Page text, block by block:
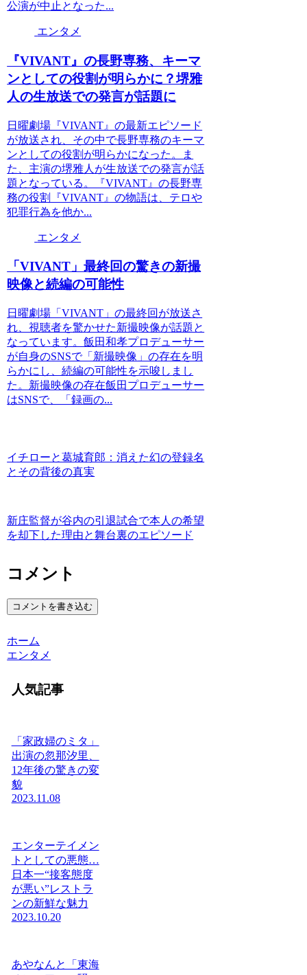
公演が中止となった...
エンタメ
『VIVANT』の長野専務、キーマ
ンとしての役割が明らかに？堺雅
人の生放送での発言が話題に
日曜劇場『VIVANT』の最新エピソード
が放送され、その中で長野専務のキーマ
ンとしての役割が明らかになった。ま
た、主演の堺雅人が生放送での発言が話
題となっている。『VIVANT』の長野専
務の役割『VIVANT』の物語は、テロや
犯罪行為を他か...
エンタメ
「VIVANT」最終回の驚きの新撮
映像と続編の可能性
日曜劇場「VIVANT」の最終回が放送さ
れ、視聴者を驚かせた新撮映像が話題と
なっています。飯田和孝プロデューサー
が自身のSNSで「新撮映像」の存在を明
らかにし、続編の可能性を示唆しまし
た。新撮映像の存在飯田プロデューサー
はSNSで、「録画の...
イチローと葛城育郎：消えた幻の登録名
とその背後の真実
新庄監督が谷内の引退試合で本人の希望
を却下した理由と舞台裏のエピソード
コメント
コメントを書き込む
ホーム
エンタメ
人気記事
「家政婦のミタ」
出演の忽那汐里、
12年後の驚きの変
貌
2023.11.08
エンターテイメン
トとしての悪態…
日本一“接客態度
が悪い”レストラ
ンの新鮮な魅力
2023.10.20
あやなんと「東海